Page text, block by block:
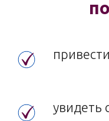
увидеть